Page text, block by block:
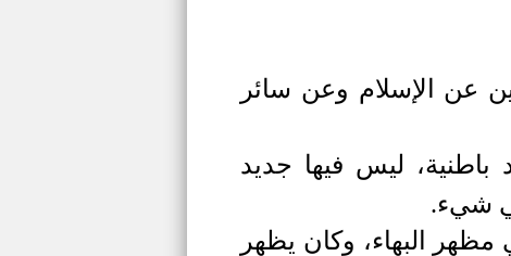
عن الإسلام وعن سائر
ليس فيها جديد
في شيء.
البهاء، وكان يظهر